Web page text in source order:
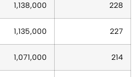
1,138,000 228
1,135,000 227
1,071,000 214